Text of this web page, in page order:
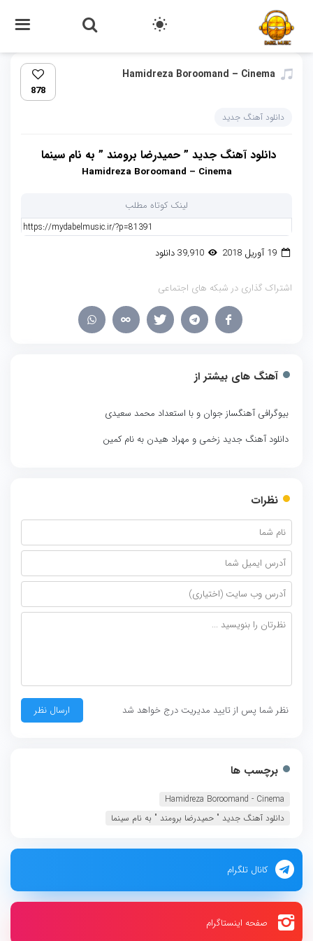
Hamidreza Boroomand – Cinema‏
878
دانلود آهنگ جدید
دانلود آهنگ جدید ” حمیدرضا برومند ” به نام سینما
Hamidreza Boroomand – Cinema
لینک کوتاه مطلب
19 آوریل 2018 39,910 دانلود
اشتراک گذاری در شبکه های اجتماعی
آهنگ های بیشتر از
بیوگرافی آهنگساز جوان و با استعداد محمد سعیدی
دانلود آهنگ جدید زخمی و مهراد هیدن به نام کمین
نظرات
نظر شما پس از تایید مدیریت درج خواهد شد
برچسب ها
Hamidreza Boroomand - Cinema‏
دانلود آهنگ جديد " حمیدرضا برومند " به نام سینما
کانال تلگرام
صفحه اینستاگرام